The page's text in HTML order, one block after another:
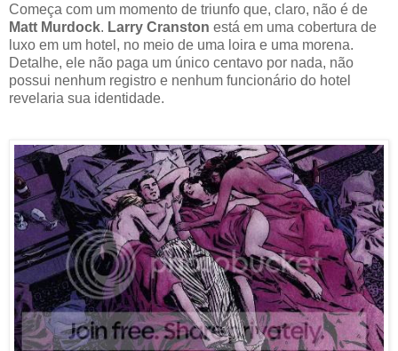
Começa com um momento de triunfo que, claro, não é de
Matt Murdock. Larry Cranston está em uma cobertura de
luxo em um hotel, no meio de uma loira e uma morena.
Detalhe, ele não paga um único centavo por nada, não
possui nenhum registro e nenhum funcionário do hotel
revelaria sua identidade.